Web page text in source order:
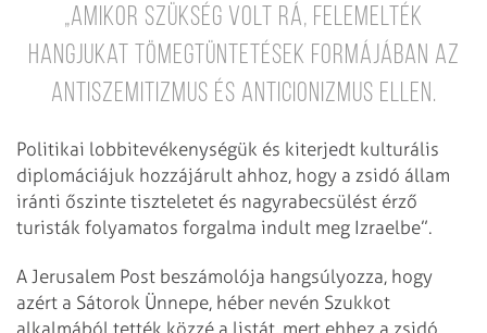
„amikor szükség volt rá, felemelték
hangjukat tömegtüntetések formájában az
antiszemitizmus és anticionizmus ellen.
Politikai lobbitevékenységük és kiterjedt kulturális
diplomáciájuk hozzájárult ahhoz, hogy a zsidó állam
iránti őszinte tiszteletet és nagyrabecsülést érző
turisták folyamatos forgalma indult meg Izraelbe”.
A Jerusalem Post beszámolója hangsúlyozza, hogy
azért a Sátorok Ünnepe, héber nevén Szukkot